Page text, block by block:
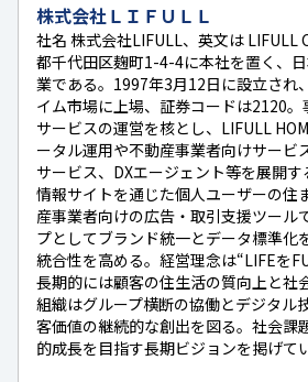
株式会社ＬＩＦＵＬＬ
社名 株式会社LIFULL、英文は LIFULL
都千代田区麹町1-4-4に本社を置く、
業である。1997年3月12日に設立され
イム市場に上場、証券コードは2120
サービスの運営を核とし、LIFULL
ータル運用や不動産事業者向けサービ
サービス、DXエージェント等を展開
情報サイトを通じた個人ユーザーの住
産事業者向けの広告・取引支援ツール
プとしてブランド統一とデータ標準化
統合性を高める。経営理念は“LIFEを
長期的には顧客の住生活の質向上と社
組織はグループ横断の協働とデジタル
客価値の継続的な創出を図る。社会課
的成長を目指す長期ビジョンを掲げて